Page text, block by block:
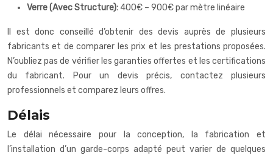
Verre (Avec Structure): 400€ – 900€ par mètre linéaire
Il est donc conseillé d’obtenir des devis auprès de plusieurs
fabricants et de comparer les prix et les prestations proposées.
N’oubliez pas de vérifier les garanties offertes et les certifications
du fabricant. Pour un devis précis, contactez plusieurs
professionnels et comparez leurs offres.
Délais
Le délai nécessaire pour la conception, la fabrication et
l’installation d’un garde-corps adapté peut varier de quelques